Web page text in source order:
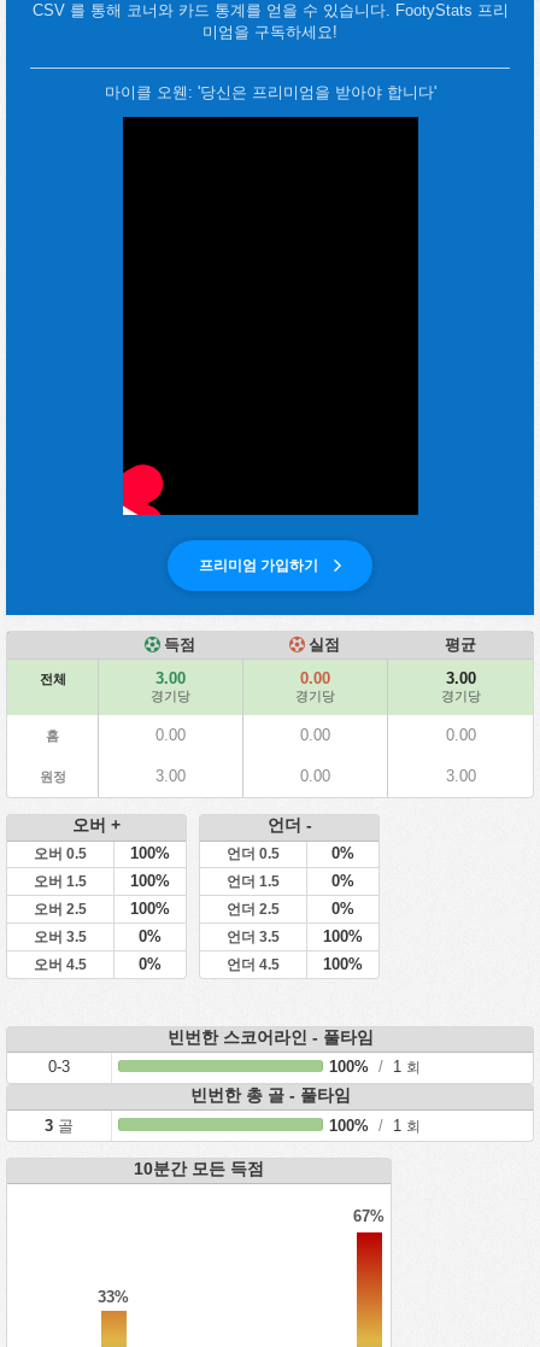
CSV 를 통해 코너와 카드 통계를 얻을 수 있습니다. FootyStats 프리
미엄을 구독하세요!
프리미엄 가입하기
마이클 오웬: '당신은 프리미엄을 받아야 합니다'
득점 실점 평균
전체 3.00
경기당
0.00
경기당
3.00
경기당
홈 0.00 0.00 0.00
원정 3.00 0.00 3.00
오버 +
오버 0.5 100%
오버 1.5 100%
오버 2.5 100%
오버 3.5 0%
오버 4.5 0%
언더 -
언더 0.5 0%
언더 1.5 0%
언더 2.5 0%
언더 3.5 100%
언더 4.5 100%
빈번한 스코어라인 - 풀타임
0-3 100% /1 회
빈번한 총 골 - 풀타임
3 골 100% /1 회
10분간 모든 득점
33%
67%